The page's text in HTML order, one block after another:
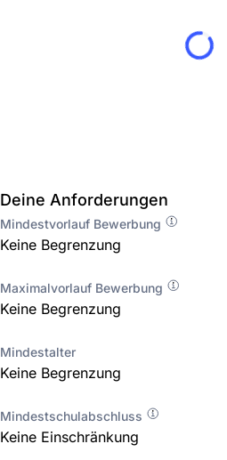
Deine Anforderungen
Mindestvorlauf Bewerbung
Keine Begrenzung
Maximalvorlauf Bewerbung
Keine Begrenzung
Mindestalter
Keine Begrenzung
Mindestschulabschluss
Keine Einschränkung